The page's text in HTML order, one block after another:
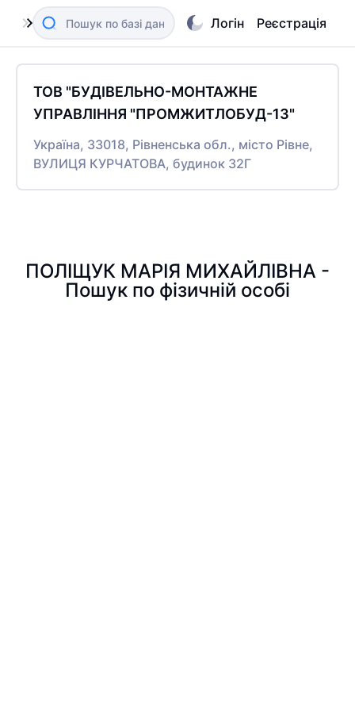
Логін Реєстрація
ТОВ "БУДІВЕЛЬНО-МОНТАЖНЕ
УПРАВЛІННЯ "ПРОМЖИТЛОБУД-13"
Україна, 33018, Рівненська обл., місто Рівне,
ВУЛИЦЯ КУРЧАТОВА, будинок 32Г
ПОЛІЩУК МАРІЯ МИХАЙЛІВНА -
Пошук по фізичній особі